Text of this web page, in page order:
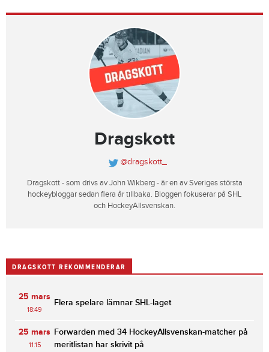
Dragskott
@dragskott_
Dragskott - som drivs av John Wikberg - är en av Sveriges största
hockeybloggar sedan flera år tillbaka. Bloggen fokuserar på SHL
och HockeyAllsvenskan.
DRAGSKOTT REKOMMENDERAR
25 mars
18:49
Flera spelare lämnar SHL-laget
25 mars
11:15
Forwarden med 34 HockeyAllsvenskan-matcher på
meritlistan har skrivit på